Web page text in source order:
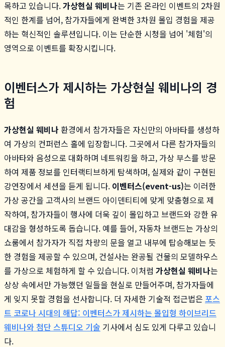
목하고 있습니다.가상현실 웨비나는 기존 온라인 이벤트의 2차원
적인 한계를 넘어, 참가자들에게 완벽한 3차원 몰입 경험을 제공
하는 혁신적인 솔루션입니다. 이는 단순한 시청을 넘어 '체험'의
영역으로 이벤트를 확장시킵니다.
이벤터스가 제시하는 가상현실 웨비나의 경
험
가상현실 웨비나 환경에서 참가자들은 자신만의 아바타를 생성하
여 가상의 컨퍼런스 홀에 입장합니다. 그곳에서 다른 참가자들의
아바타와 음성으로 대화하며 네트워킹을 하고, 가상 부스를 방문
하여 제품 정보를 인터랙티브하게 탐색하며, 실제와 같이 구현된
강연장에서 세션을 듣게 됩니다. 이벤터스(event-us)는 이러한
가상 공간을 고객사의 브랜드 아이덴티티에 맞게 맞춤형으로 제
작하여, 참가자들이 행사에 더욱 깊이 몰입하고 브랜드와 강한 유
대감을 형성하도록 돕습니다. 예를 들어, 자동차 브랜드는 가상의
쇼룸에서 참가자가 직접 차량의 문을 열고 내부에 탑승해보는 듯
한 경험을 제공할 수 있으며, 건설사는 완공될 건물의 모델하우스
를 가상으로 체험하게 할 수 있습니다. 이처럼 가상현실 웨비나는
상상 속에서만 가능했던 일들을 현실로 만들어주며, 참가자들에
게 잊지 못할 경험을 선사합니다. 더 자세한 기술적 접근법은 포스
트 코로나 시대의 해답: 이벤터스가 제시하는 몰입형 하이브리드
웨비나와 첨단 스튜디오 기술 기사에서 심도 있게 다루고 있습니
다.